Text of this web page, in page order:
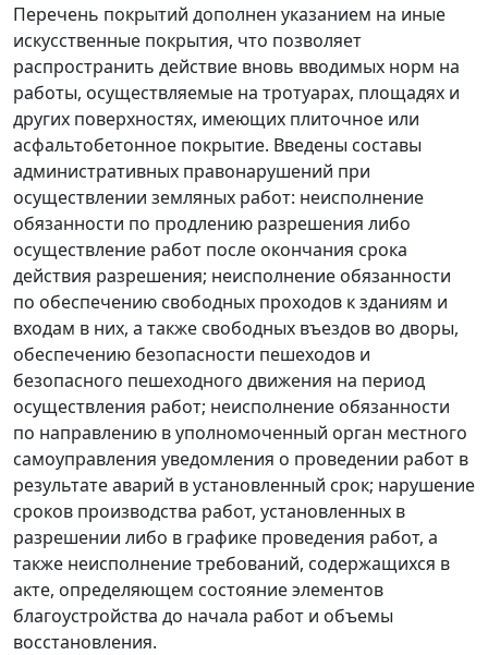
Перечень покрытий дополнен указанием на иные
искусственные покрытия, что позволяет
распространить действие вновь вводимых норм на
работы, осуществляемые на тротуарах, площадях и
других поверхностях, имеющих плиточное или
асфальтобетонное покрытие. Введены составы
административных правонарушений при
осуществлении земляных работ: неисполнение
обязанности по продлению разрешения либо
осуществление работ после окончания срока
действия разрешения; неисполнение обязанности
по обеспечению свободных проходов к зданиям и
входам в них, а также свободных въездов во дворы,
обеспечению безопасности пешеходов и
безопасного пешеходного движения на период
осуществления работ; неисполнение обязанности
по направлению в уполномоченный орган местного
самоуправления уведомления о проведении работ в
результате аварий в установленный срок; нарушение
сроков производства работ, установленных в
разрешении либо в графике проведения работ, а
также неисполнение требований, содержащихся в
акте, определяющем состояние элементов
благоустройства до начала работ и объемы
восстановления.